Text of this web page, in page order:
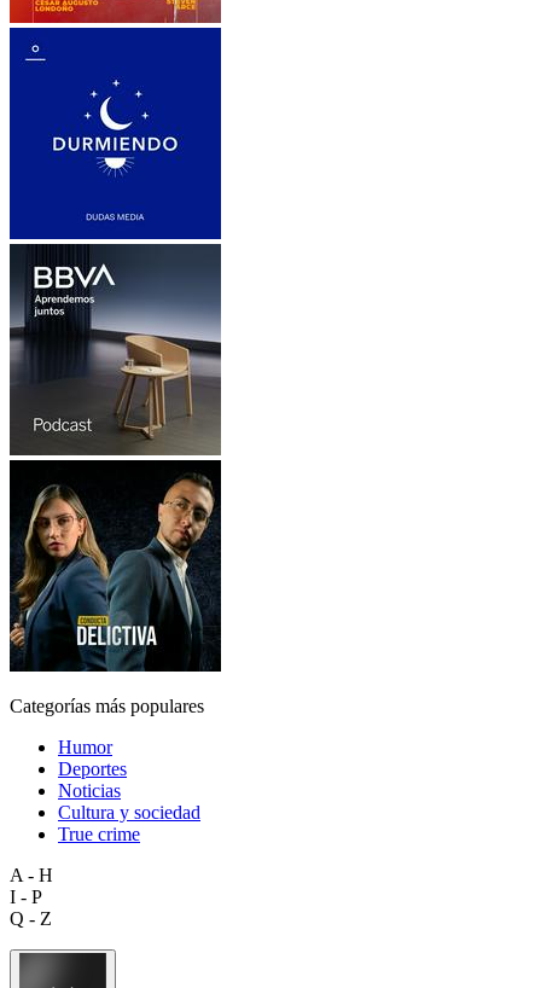
Categorías más populares
Humor
Deportes
Noticias
Cultura y sociedad
True crime
A - H
I - P
Q - Z